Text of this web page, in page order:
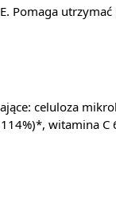
Pomaga
celuloza
witamina